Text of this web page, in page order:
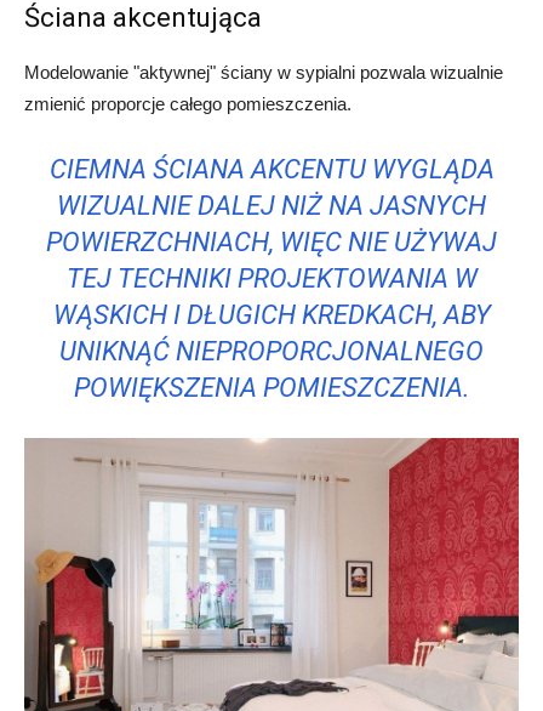
Ściana akcentująca
Modelowanie "aktywnej" ściany w sypialni pozwala wizualnie
zmienić proporcje całego pomieszczenia.
CIEMNA ŚCIANA AKCENTU WYGLĄDA
WIZUALNIE DALEJ NIŻ NA JASNYCH
POWIERZCHNIACH, WIĘC NIE UŻYWAJ
TEJ TECHNIKI PROJEKTOWANIA W
WĄSKICH I DŁUGICH KREDKACH, ABY
UNIKNĄĆ NIEPROPORCJONALNEGO
POWIĘKSZENIA POMIESZCZENIA.